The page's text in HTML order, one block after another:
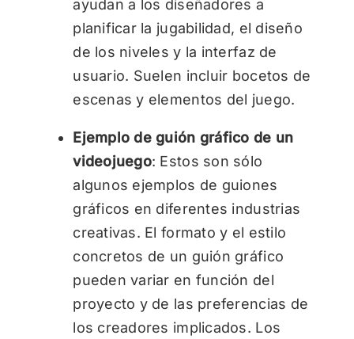
ayudan a los diseñadores a
planificar la jugabilidad, el diseño
de los niveles y la interfaz de
usuario. Suelen incluir bocetos de
escenas y elementos del juego.
Ejemplo de guión gráfico de un
videojuego: Estos son sólo
algunos ejemplos de guiones
gráficos en diferentes industrias
creativas. El formato y el estilo
concretos de un guión gráfico
pueden variar en función del
proyecto y de las preferencias de
los creadores implicados. Los